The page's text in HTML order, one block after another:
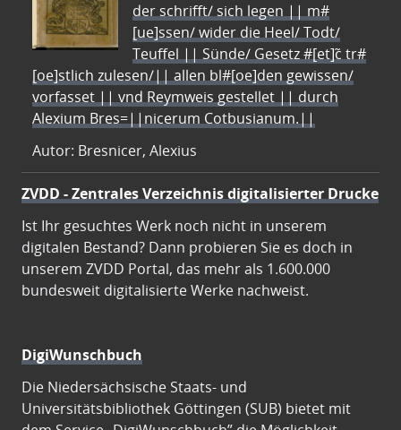
der schrifft/ sich legen || m#
[ue]ssen/ wider die Heel/ Todt/
Teuffel || Sünde/ Gesetz #[et]c̃ tr#
[oe]stlich zulesen/|| allen bl#[oe]den gewissen/
vorfasset || vnd Reymweis gestellet || durch
Alexium Bres=||nicerum Cotbusianum.||
Autor: Bresnicer, Alexius
ZVDD - Zentrales Verzeichnis digitalisierter Drucke
Ist Ihr gesuchtes Werk noch nicht in unserem
digitalen Bestand? Dann probieren Sie es doch in
unserem ZVDD Portal, das mehr als 1.600.000
bundesweit digitalisierte Werke nachweist.
DigiWunschbuch
Die Niedersächsische Staats- und
Universitätsbibliothek Göttingen (SUB) bietet mit